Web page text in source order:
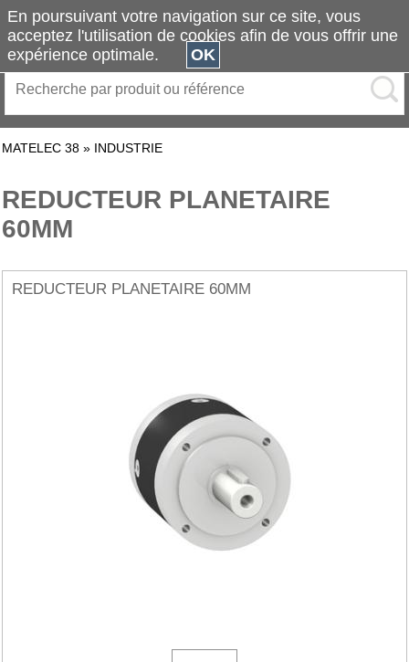
MATELEC 38 » INDUSTRIE
REDUCTEUR PLANETAIRE
60MM
REDUCTEUR PLANETAIRE 60MM
En poursuivant votre navigation sur ce site, vous
acceptez l'utilisation de cookies afin de vous offrir une
expérience optimale.
OK